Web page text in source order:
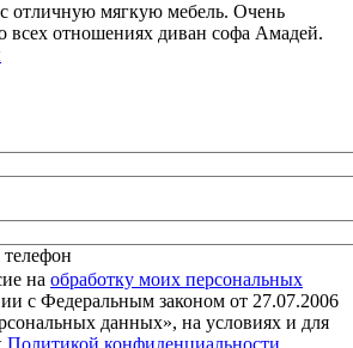
отличную мягкую мебель. Очень
всех отношениях диван софа Амадей.
на обработку моих персональных
с Федеральным законом от 27.07.2006
данных», на условиях и для
Политикой конфиденциальности